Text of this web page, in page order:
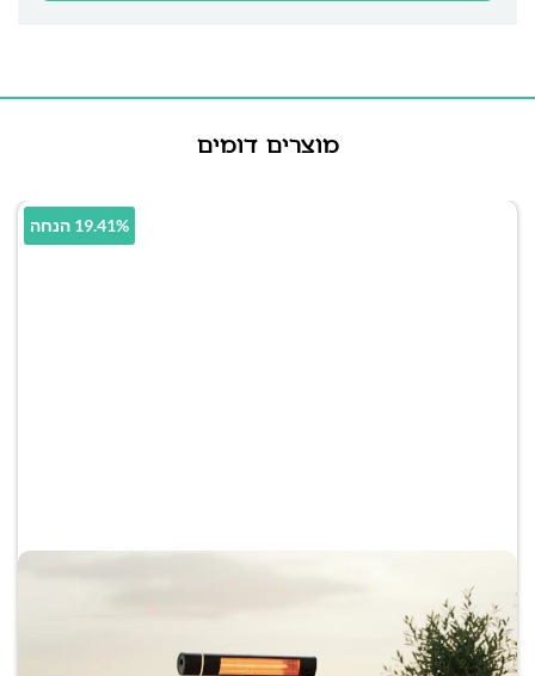
מוצרים דומים
19.41% הנחה